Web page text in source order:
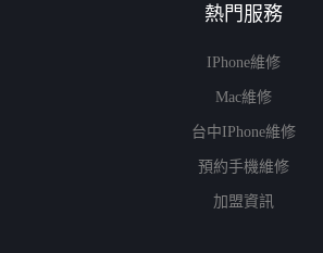
熱門服務
IPhone維修
Mac維修
台中iPhone維修
預約手機維修
加盟資訊